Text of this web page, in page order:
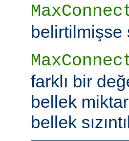
belirtilmişse
farklı bir
bellek
bellek